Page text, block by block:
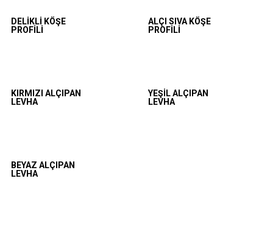
DELIKLI KÖŞE
PROFILI
ALÇI SIVA KÖŞE
PROFILI
KIRMIZI ALÇIPAN
LEVHA
YEŞIL ALÇIPAN
LEVHA
BEYAZ ALÇIPAN
LEVHA